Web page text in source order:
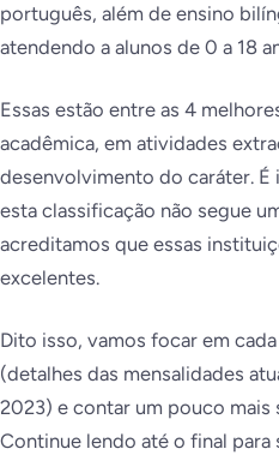
português, além de ensino
atendendo a alunos de 0 a 18
Essas estão entre as 4
acadêmica, em atividades
desenvolvimento do caráter.
esta classificação não segue
acreditamos que essas
excelentes.
Dito isso, vamos focar em
(detalhes das mensalidades
2023) e contar um pouco mais
Continue lendo até o final para